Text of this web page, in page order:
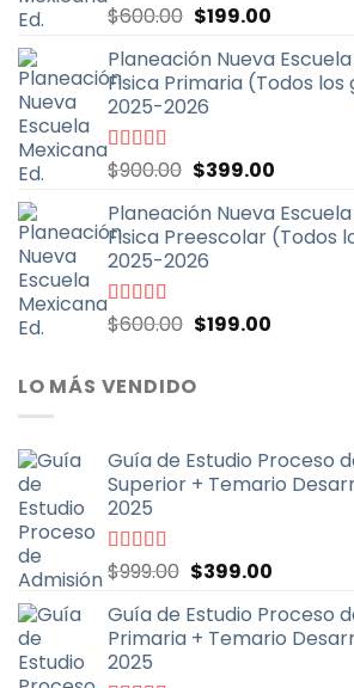
Valorado
con
5
$600.00 El
original
era:
$600.00.
$199.00El
actual
es:
Planeación Nueva
Fisica Primaria (Todos
2025-2026
Valorado
con
5
$900.00 El
original
era:
$900.00.
$399.00El
actual
es:
Planeación Nueva
Fisica Preescolar (Todos
2025-2026
Valorado
con
$600.00 El
original
era:
$199.00El
LO MÁS VENDIDO
Guía de Estudio Proceso
Superior + Temario
2025
Valorado
con
5
$999.00 El
original
era:
$399.00El
actual
es:
Guía de Estudio Proceso
Primaria + Temario
2025